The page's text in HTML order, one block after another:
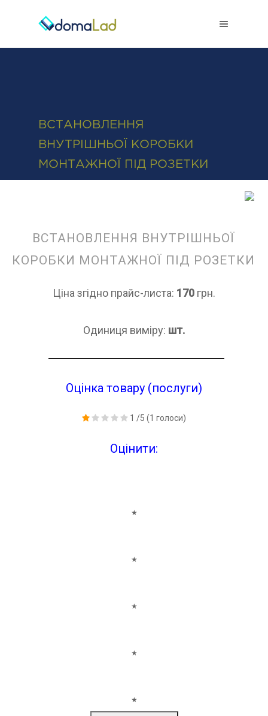
ВСТАНОВЛЕННЯ
ВНУТРІШНЬОЇ КОРОБКИ
МОНТАЖНОЇ ПІД РОЗЕТКИ
ВСТАНОВЛЕННЯ ВНУТРІШНЬОЇ
КОРОБКИ МОНТАЖНОЇ ПІД РОЗЕТКИ
Ціна згідно прайс-листа: 170 грн.
Одиниця виміру: шт.
Оцінка товару (послуги)
1 /5 (1 голоси)
Оцінити:
★
★
★
★
★